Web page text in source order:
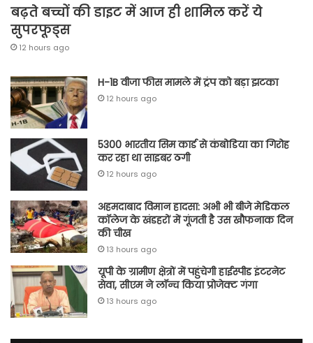
बढ़ते बच्चों की डाइट में आज ही शामिल करें ये
सुपरफूड्स
12 hours ago
H-1B वीजा फीस मामले में ट्रंप को बड़ा झटका
12 hours ago
5300 भारतीय सिम कार्ड से कंबोडिया का गिरोह
कर रहा था साइबर ठगी
12 hours ago
अहमदाबाद विमान हादसा: अभी भी बीजे मेडिकल
कॉलेज के खंडहरों में गूंजती है उस खौफनाक दिन
की चीख
13 hours ago
यूपी के ग्रामीण क्षेत्रों में पहुंचेगी हाईस्पीड इंटरनेट
सेवा, सीएम ने लॉन्च किया प्रोजेक्ट गंगा
13 hours ago